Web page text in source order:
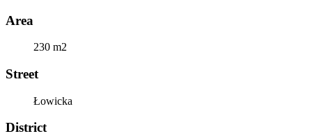
Area
230 m2
Street
Łowicka
District